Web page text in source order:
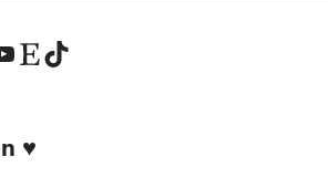
Etsy-ShopTikTok
♥